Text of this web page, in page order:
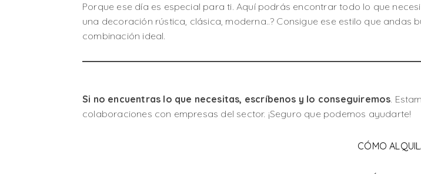
Porque ese día es especial para ti. Aquí podrás encontrar todo lo que
una decoración rústica, clásica, moderna..? Consigue ese estilo que
combinación ideal.
Si no encuentras lo que necesitas, escríbenos y lo conseguiremos.
colaboraciones con empresas del sector. ¡Seguro que podemos ayudarte!
CÓMO